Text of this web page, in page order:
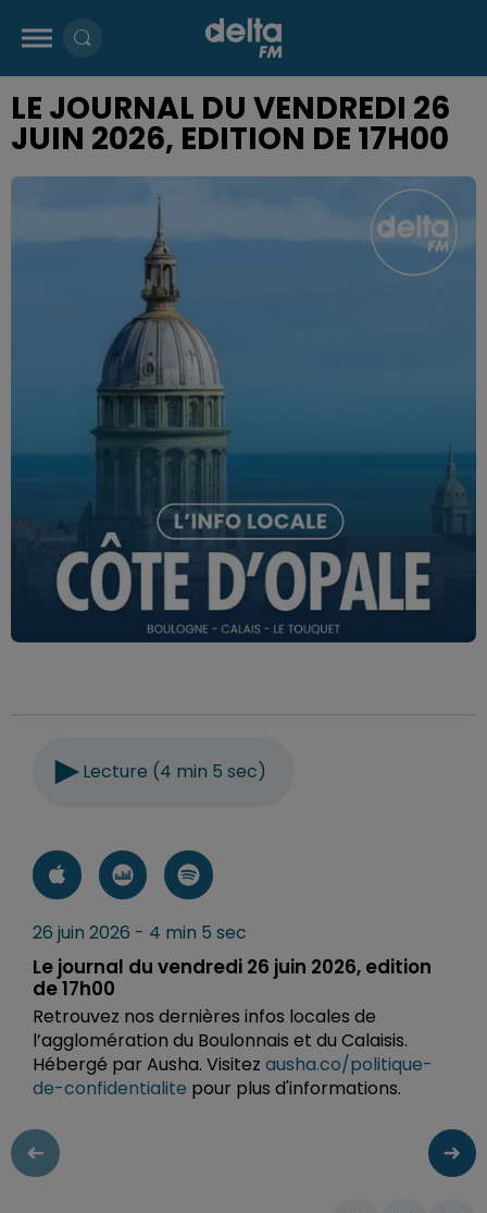
LE JOURNAL DU VENDREDI 26
JUIN 2026, EDITION DE 17H00
Lecture (4 min 5 sec)
26 juin 2026 - 4 min 5 sec
Le journal du vendredi 26 juin 2026, edition
de 17h00
Retrouvez nos dernières infos locales de
l’agglomération du Boulonnais et du Calaisis.
Hébergé par Ausha. Visitez ausha.co/politique-
de-confidentialite pour plus d'informations.